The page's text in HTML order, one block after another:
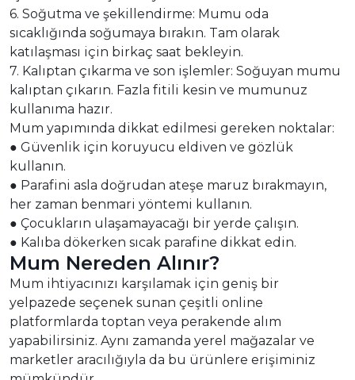
6. Soğutma ve şekillendirme: Mumu oda
sıcaklığında soğumaya bırakın. Tam olarak
katılaşması için birkaç saat bekleyin.
7. Kalıptan çıkarma ve son işlemler: Soğuyan mumu
kalıptan çıkarın. Fazla fitili kesin ve mumunuz
kullanıma hazır.
Mum yapımında dikkat edilmesi gereken noktalar:
● Güvenlik için koruyucu eldiven ve gözlük
kullanın.
● Parafini asla doğrudan ateşe maruz bırakmayın,
her zaman benmari yöntemi kullanın.
● Çocukların ulaşamayacağı bir yerde çalışın.
● Kalıba dökerken sıcak parafine dikkat edin.
Mum Nereden Alınır?
Mum ihtiyacınızı karşılamak için geniş bir
yelpazede seçenek sunan çeşitli online
platformlarda toptan veya perakende alım
yapabilirsiniz. Aynı zamanda yerel mağazalar ve
marketler aracılığıyla da bu ürünlere erişiminiz